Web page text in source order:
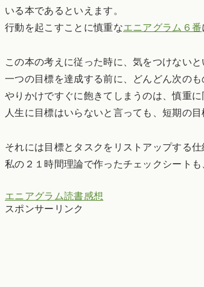
いる本であるといえます。
行動を起こすことに慎重なエニアグラム６番
この本の考えに従った時に、気をつけないと
一つの目標を達成する前に、どんどん次の
やりかけですぐに飽きてしまうのは、慎重
人生に目標はいらないと言っても、短期の
それには目標とタスクをリストアップする仕
私の２１時間理論で作ったチェックシートも
エニアグラム読書感想
スポンサーリンク